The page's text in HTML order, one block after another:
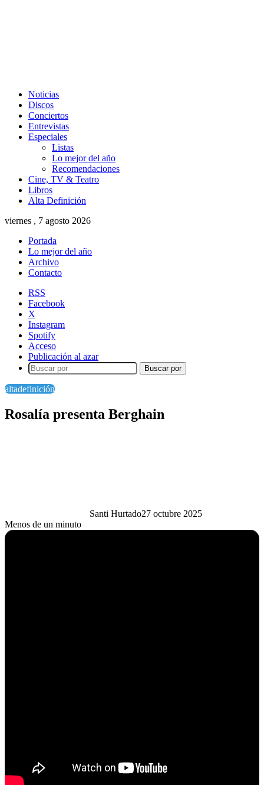
Noticias
Discos
Conciertos
Entrevistas
Especiales
Listas
Lo mejor del año
Recomendaciones
Cine, TV & Teatro
Libros
Alta Definición
viernes , 7 agosto 2026
Portada
Lo mejor del año
Archivo
Contacto
RSS
Facebook
X
Instagram
Spotify
Acceso
Publicación al azar
Buscar por
altadefinición
Rosalía presenta Berghain
Santi Hurtado27 octubre 2025
Menos de un minuto